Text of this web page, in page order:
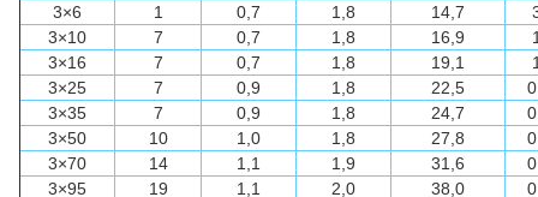
3×6
1 0,7 1,8 14,7
3×10
7 0,7 1,8 16,9
3×16
7 0,7 1,8 19,1
3×25
7 0,9 1,8 22,5
3×35
7 0,9 1,8 24,7
3×50
10 1,0 1,8 27,8
3×70
14 1,1 1,9 31,6
3×95
19 1,1 2,0 38,0